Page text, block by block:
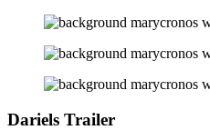
Dariels Trailer